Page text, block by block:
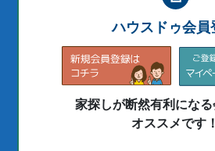
ハウスドゥ会員
家探しが断然有利にな
オススメです！